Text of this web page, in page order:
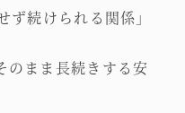
続けられる関係」
のまま長続きする安